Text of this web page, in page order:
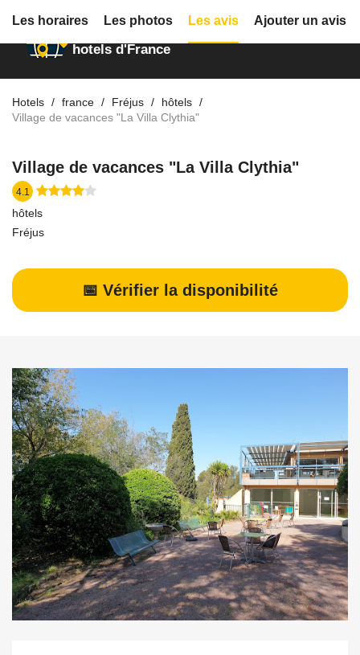
Annuaire des
hotels d'France
Hotels france Fréjus
hôtels
Village de vacances "La Villa Clythia"
Village de vacances "La Villa Clythia"
4.1
hôtels
Fréjus
📅 Vérifier la disponibilité
Les horaires Les photos Les avis Ajouter un avis